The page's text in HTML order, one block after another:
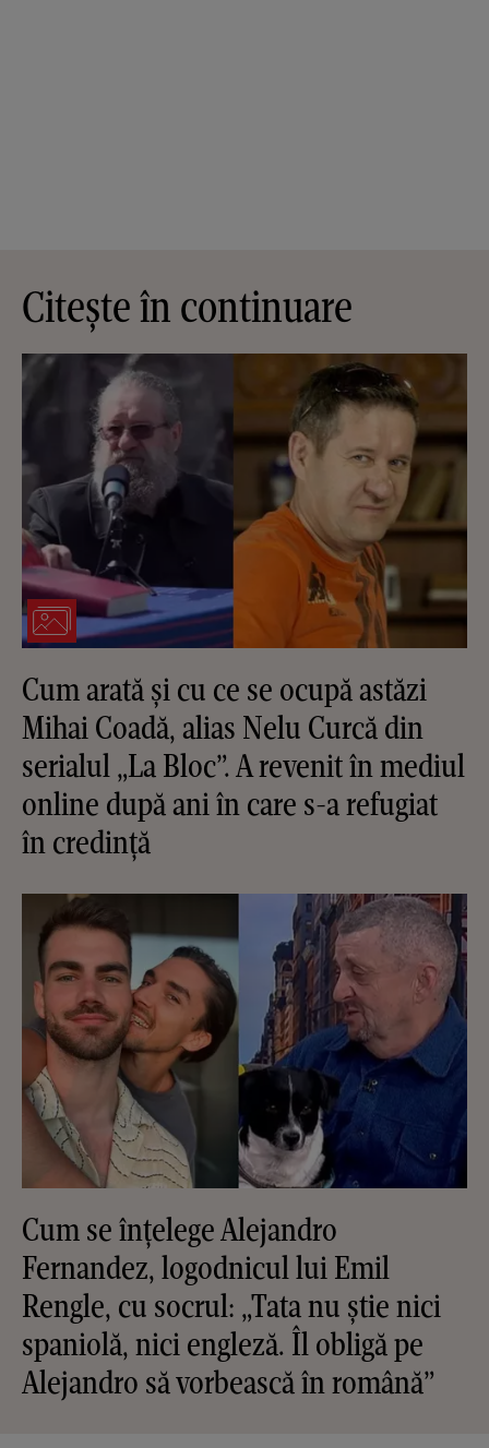
Citește în continuare
Cum arată și cu ce se ocupă astăzi
Mihai Coadă, alias Nelu Curcă din
serialul „La Bloc”. A revenit în mediul
online după ani în care s-a refugiat
în credință
Cum se înțelege Alejandro
Fernandez, logodnicul lui Emil
Rengle, cu socrul: „Tata nu știe nici
spaniolă, nici engleză. Îl obligă pe
Alejandro să vorbească în română”